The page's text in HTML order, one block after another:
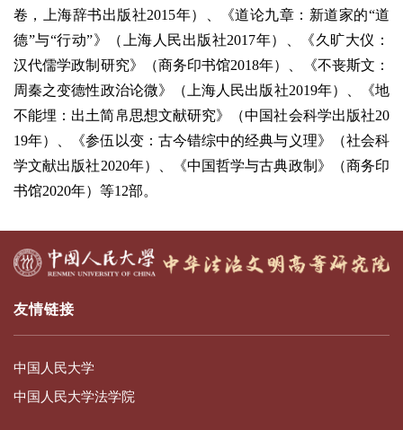
卷，上海辞书出版社2015年）、《道论九章：新道家的“道
德”与“行动”》（上海人民出版社2017年）、《久旷大仪：
汉代儒学政制研究》（商务印书馆2018年）、《不丧斯文：
周秦之变德性政治论微》（上海人民出版社2019年）、《地
不能埋：出土简帛思想文献研究》（中国社会科学出版社20
19年）、《参伍以变：古今错综中的经典与义理》（社会科
学文献出版社2020年）、《中国哲学与古典政制》（商务印
书馆2020年）等12部。
友情链接
中国人民大学
中国人民大学法学院